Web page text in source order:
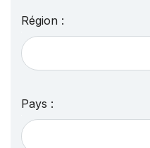
Région :
Pays :